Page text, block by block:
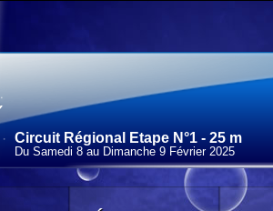
Circuit Régional Etape N°1 - 25 m
Du Samedi 8 au Dimanche 9 Février 2025